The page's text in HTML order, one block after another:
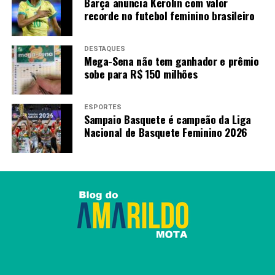
É O GLORIOSO!
Fogão estreia na Copa do
Mundo de Clubes da FIFA
com vitória sobre o Seattle
Sounders. Os gols foram
marcados por Jair e Igor
Jesus.
VAAAAAAAMOOOOOOOS!
#VamosBOTAFOGO
#FIFACWC
#TakeItToTheWorld
recorde no futebol feminino brasileiro
DESTAQUES
Mega-Sena não tem ganhador e prêmio
sobe para R$ 150 milhões
ESPORTES
Sampaio Basquete é campeão da Liga
Nacional de Basquete Feminino 2026